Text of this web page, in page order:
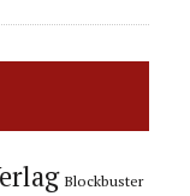
Blockbuster